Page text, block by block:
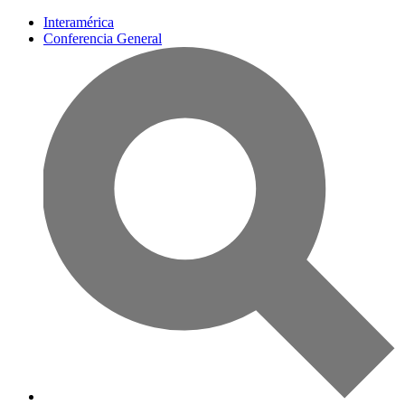
Interamérica
Conferencia General